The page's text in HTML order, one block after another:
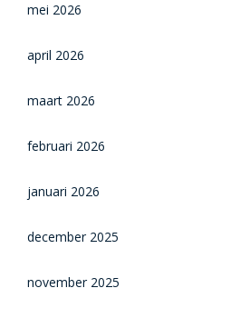
mei 2026
april 2026
maart 2026
februari 2026
januari 2026
december 2025
november 2025